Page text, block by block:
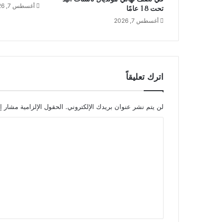
تحت 18 عامًا
أغسطس 7, 2026
أغسطس 7, 2026
اترك تعليقاً
لن يتم نشر عنوان بريدك الإلكتروني. الحقول الإلزامية مشار